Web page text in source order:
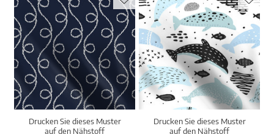
Drucken Sie dieses Muster
auf den Nähstoff
Drucken Sie dieses Muster
auf den Nähstoff